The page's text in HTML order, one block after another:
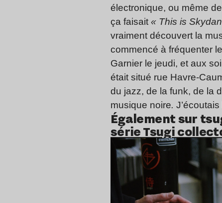
électronique, ou même
ça faisait « This is
vraiment découvert la
commencé à fréquenter
Garnier le jeudi, et aux
était situé rue Havre-
du jazz, de la funk, de la
musique noire.
Également sur
série Tsugi